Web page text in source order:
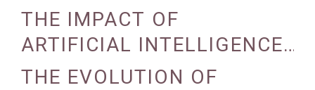
TRADITIONAL TO DIGITAL
THE IMPACT OF
ARTIFICIAL INTELLIGENCE
ON CASINO OPERATIONS
THE EVOLUTION OF